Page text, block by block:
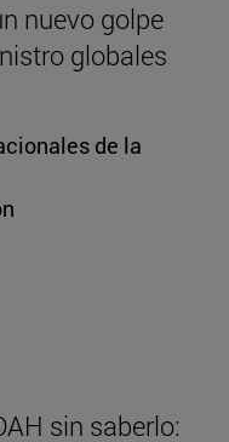
nuevo golpe
globales
de la
sin saberlo: